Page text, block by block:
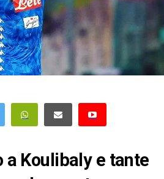
a Koulibaly e tante